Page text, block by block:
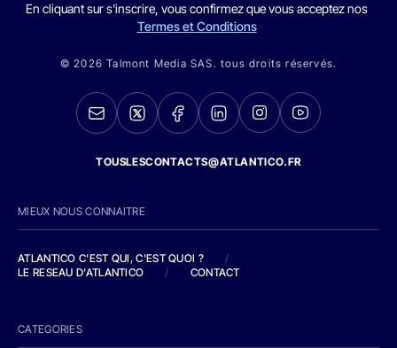
En cliquant sur s'inscrire, vous confirmez que vous acceptez nos
Termes et Conditions
© 2026 Talmont Media SAS. tous droits réservés.
TOUSLESCONTACTS@ATLANTICO.FR
MIEUX NOUS CONNAITRE
ATLANTICO C'EST QUI, C'EST QUOI ?
/
LE RESEAU D'ATLANTICO
/ CONTACT
CATEGORIES